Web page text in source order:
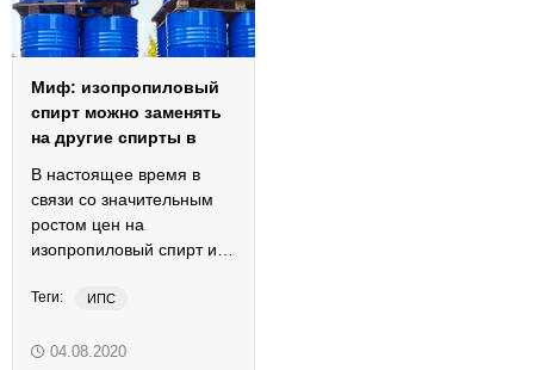
Миф: изопропиловый
спирт можно заменять
на другие спирты в
В настоящее время в
связи со значительным
ростом цен на
изопропиловый спирт и
актуальность вопроса:
изопропиловый с...
Теги: ИПС
04.08.2020